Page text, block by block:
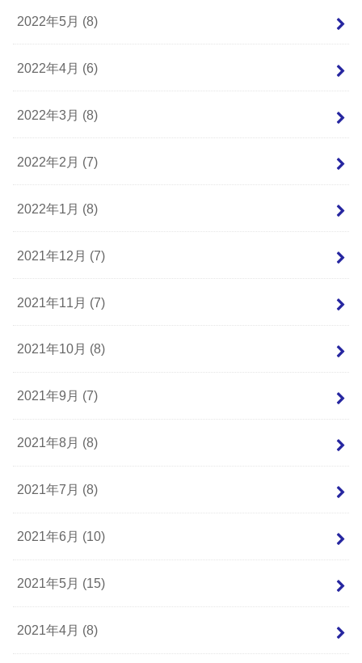
2022年5月 (8)
2022年4月 (6)
2022年3月 (8)
2022年2月 (7)
2022年1月 (8)
2021年12月 (7)
2021年11月 (7)
2021年10月 (8)
2021年9月 (7)
2021年8月 (8)
2021年7月 (8)
2021年6月 (10)
2021年5月 (15)
2021年4月 (8)